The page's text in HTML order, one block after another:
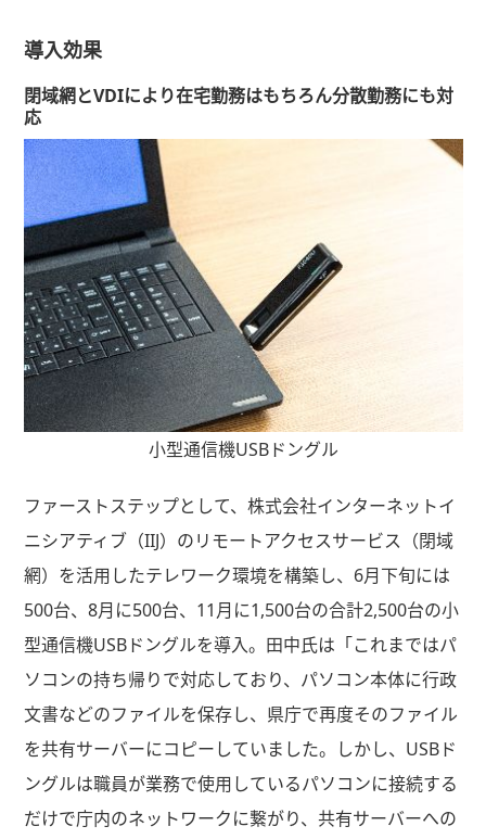
導入効果
閉域網とVDIにより在宅勤務はもちろん分散勤務にも対
応
小型通信機USBドングル
ファーストステップとして、株式会社インターネットイ
ニシアティブ（IIJ）のリモートアクセスサービス（閉域
網）を活用したテレワーク環境を構築し、6月下旬には
500台、8月に500台、11月に1,500台の合計2,500台の小
型通信機USBドングルを導入。田中氏は「これまではパ
ソコンの持ち帰りで対応しており、パソコン本体に行政
文書などのファイルを保存し、県庁で再度そのファイル
を共有サーバーにコピーしていました。しかし、USBド
ングルは職員が業務で使用しているパソコンに接続する
だけで庁内のネットワークに繋がり、共有サーバーへの